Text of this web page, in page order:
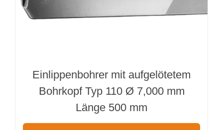
Einlippenbohrer mit aufgelötetem
Bohrkopf Typ 110 Ø 7,000 mm
Länge 500 mm